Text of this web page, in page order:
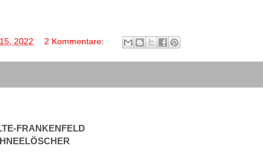
2022 2 Kommentare:
FRANKENFELD